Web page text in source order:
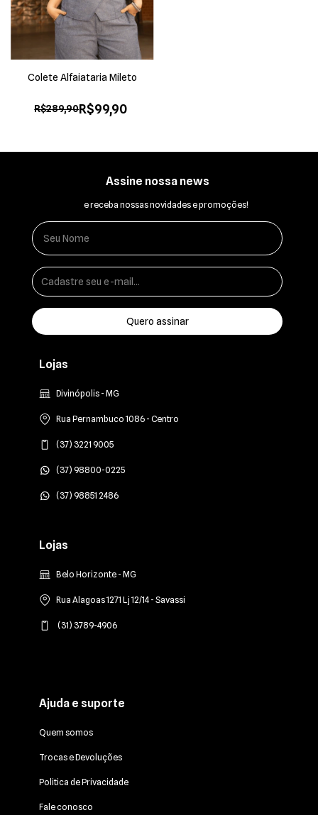
Colete Alfaiataria Mileto
R$289,90R$99,90
Assine nossa news
e receba nossas novidades e promoções!
Lojas
Divinópolis - MG
Rua Pernambuco 1086 - Centro
(37) 3221 9005
(37) 98800-0225
(37) 98851 2486
Lojas
Belo Horizonte - MG
Rua Alagoas 1271 Lj 12/14 - Savassi
(31) 3789-4906
Ajuda e suporte
Quem somos
Trocas e Devoluções
Politica de Privacidade
Fale conosco